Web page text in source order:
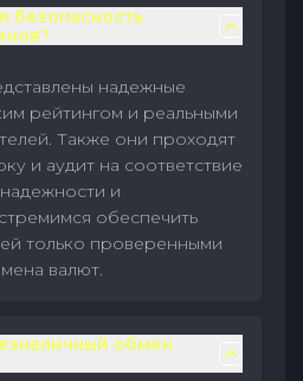
безопасность
надежные
рейтингом и реальными
Также они проходят
и аудит на соответствие
и
обеспечить
только проверенными
валют.
обмен